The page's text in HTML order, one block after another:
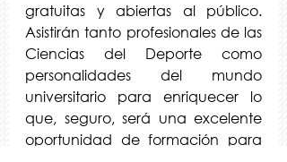
gratuitas y abiertas al público.
Asistirán tanto profesionales de las
Ciencias del Deporte como
personalidades del mundo
universitario para enriquecer lo
que, seguro, será una excelente
oportunidad de formación para